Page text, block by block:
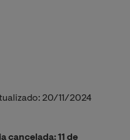
20/11/2024
cancelada: 11 de